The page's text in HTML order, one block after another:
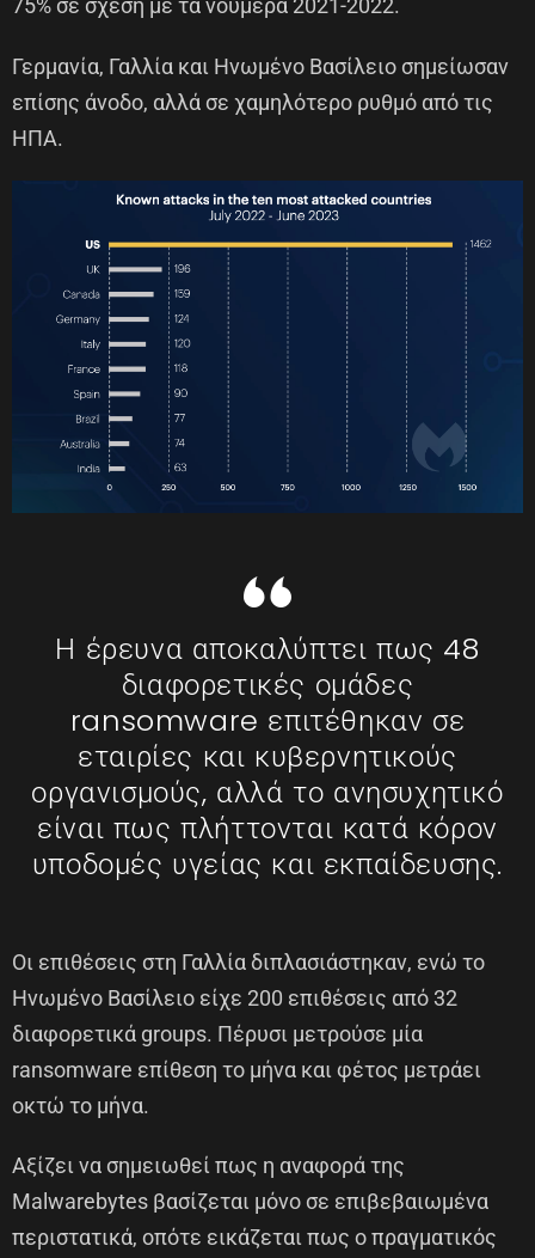
75% σε σχέση με τα νούμερα 2021-2022.
Γερμανία, Γαλλία και Ηνωμένο Βασίλειο σημείωσαν
επίσης άνοδο, αλλά σε χαμηλότερο ρυθμό από τις
ΗΠΑ.
Η έρευνα αποκαλύπτει πως 48
διαφορετικές ομάδες
ransomware επιτέθηκαν σε
εταιρίες και κυβερνητικούς
οργανισμούς, αλλά το ανησυχητικό
είναι πως πλήττονται κατά κόρον
υποδομές υγείας και εκπαίδευσης.
Οι επιθέσεις στη Γαλλία διπλασιάστηκαν, ενώ το
Ηνωμένο Βασίλειο είχε 200 επιθέσεις από 32
διαφορετικά groups. Πέρυσι μετρούσε μία
ransomware επίθεση το μήνα και φέτος μετράει
οκτώ το μήνα.
Αξίζει να σημειωθεί πως η αναφορά της
Malwarebytes βασίζεται μόνο σε επιβεβαιωμένα
περιστατικά, οπότε εικάζεται πως ο πραγματικός